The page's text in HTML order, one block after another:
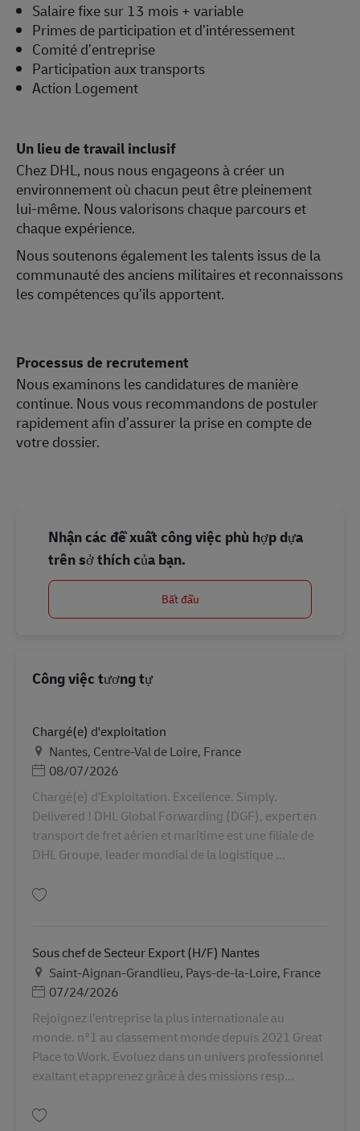
Salaire fixe sur 13 mois + variable
Primes de participation et d’intéressement
Comité d’entreprise
Participation aux transports
Action Logement
Un lieu de travail inclusif
Chez DHL, nous nous engageons à créer un
environnement où chacun peut être pleinement
lui‑même. Nous valorisons chaque parcours et
chaque expérience.
Nous soutenons également les talents issus de la
communauté des anciens militaires et reconnaissons
les compétences qu’ils apportent.
Processus de recrutement
Nous examinons les candidatures de manière
continue. Nous vous recommandons de postuler
rapidement afin d’assurer la prise en compte de
votre dossier.
Nhận các đề xuất công việc phù hợp dựa
trên sở thích của bạn.
Bắt đầu
Công việc tương tự
Chargé(e) d'exploitation
Địa điểm
Nantes, Centre-Val de Loire, France
Posted Date
08/07/2026
Chargé(e) d’Exploitation. Excellence. Simply.
Delivered ! DHL Global Forwarding (DGF), expert en
transport de fret aérien et maritime est une filiale de
DHL Groupe, leader mondial de la logistique ...
Sous chef de Secteur Export (H/F) Nantes
Địa điểm
Saint-Aignan-Grandlieu, Pays-de-la-Loire, France
Posted Date
07/24/2026
Rejoignez l’entreprise la plus internationale au
monde. n°1 au classement monde depuis 2021 Great
Place to Work. Evoluez dans un univers professionnel
exaltant et apprenez grâce à des missions resp...